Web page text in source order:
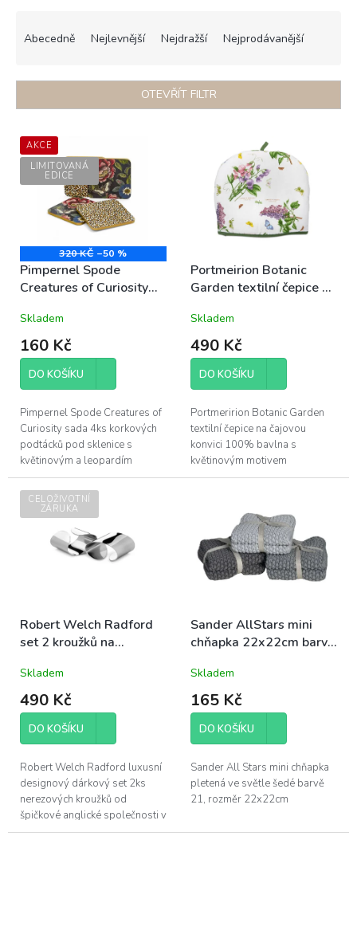
n
í
r
o
ů
Abecedně Nejlevnější Nejdražší Nejprodávanější
OTEVŘÍT FILTR
V
ý
d
u
t
ů
AKCE
LIMITOVANÁ
EDICE
320 KČ –50 %
Pimpernel Spode
Creatures of Curiosity
podložky pod sklenice
10,5x10,5cm 4ks černé
s květinami/leopard
Skladem
160 Kč
DO KOŠÍKU
Pimpernel Spode Creatures of
Curiosity sada 4ks korkových
podtácků pod sklenice s
květinovým a leopardím
motivem,
rozměry 10,5x10,5cm; vyrobeno
ze 4 vrstev - ...
Portmeirion Botanic
Garden textilní čepice na
bavlna 36x27cm
Šeřík&Hrachor
Skladem
490 Kč
DO KOŠÍKU
Portmeririon Botanic Garden
textilní čepice na čajovou
konvici 100% bavlna s
květinovým motivem
Šeříku&Hrachoru, rozměry
CELOŽIVOTNÍ
ZÁRUKA
Robert Welch Radford
set 2 kroužků na
luxusní designové
Skladem
490 Kč
DO KOŠÍKU
Robert Welch Radford luxusní
designový dárkový set 2ks
nerezových kroužků od
špičkové anglické společnosti v
elegantním designu, šířka 7cm;
Sander AllStars mini
chňapka 22x22cm barva
Skladem
165 Kč
DO KOŠÍKU
Sander All Stars mini chňapka
pletená ve světle šedé barvě
21, rozměr 22x22cm